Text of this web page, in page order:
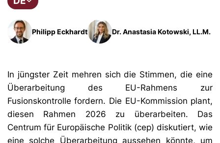
Philipp Eckhardt Dr. Anastasia Kotowski, LL.M.
In jüngster Zeit mehren sich die Stimmen, die eine
Überarbeitung des EU-Rahmens zur
Fusionskontrolle fordern. Die EU-Kommission plant,
diesen Rahmen 2026 zu überarbeiten. Das
Centrum für Europäische Politik (cep) diskutiert, wie
eine solche Überarbeitung aussehen könnte, um